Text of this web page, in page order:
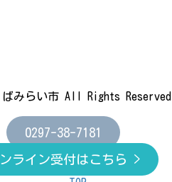
みらい市 All Rights Reserved.
0297-38-7181
ライン受付はこちら >